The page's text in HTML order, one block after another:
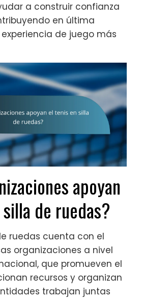
a construir confianza
en última
de juego más
apoyan
de ruedas?
ruedas cuenta con el
organizaciones a nivel
que promueven el
recursos y organizan
trabajan juntas